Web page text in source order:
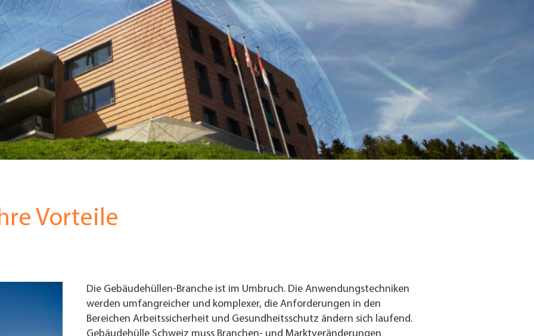
Vorteile
Die Gebäudehüllen-Branche ist im Umbruch. Die Anwendungstechniken
werden umfangreicher und komplexer, die Anforderungen in den
Bereichen Arbeitssicherheit und Gesundheitsschutz ändern sich laufend.